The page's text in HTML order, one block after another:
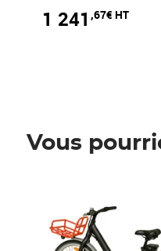
1 241 ,67€ HT
Vous